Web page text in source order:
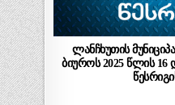
ლანჩხუთის
ბიუროს 2025 წლის 16